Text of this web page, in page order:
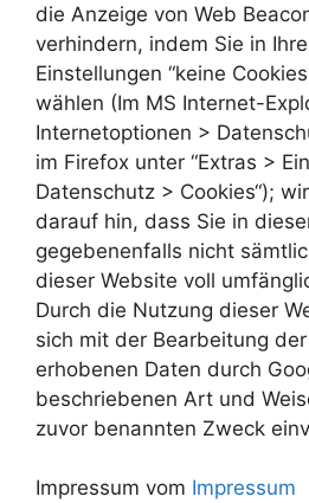
die Anzeige von Web
verhindern, indem Sie in
Einstellungen “keine
wählen (Im MS Internet-
Internetoptionen >
im Firefox unter “Extras >
Datenschutz > Cookies“);
darauf hin, dass Sie in
gegebenenfalls nicht
dieser Website voll
Durch die Nutzung dieser
sich mit der Bearbeitung
erhobenen Daten durch
beschriebenen Art und
zuvor benannten Zweck
Impressum vom Impressum